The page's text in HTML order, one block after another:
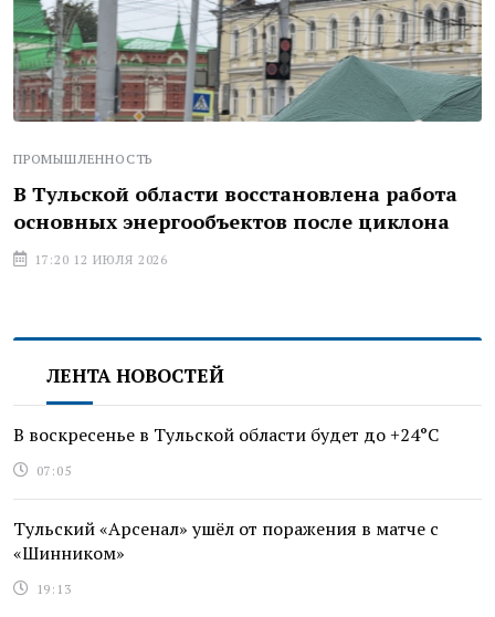
ПРОМЫШЛЕННОСТЬ
В Тульской области восстановлена работа
основных энергообъектов после циклона
17:20 12 ИЮЛЯ 2026
ЛЕНТА НОВОСТЕЙ
В воскресенье в Тульской области будет до +24°C
07:05
Тульский «Арсенал» ушёл от поражения в матче с
«Шинником»
19:13